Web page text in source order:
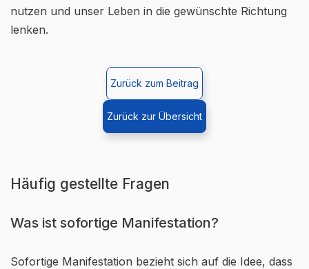
nutzen und unser Leben in die gewünschte Richtung
lenken.
Zurück zum Beitrag
Zurück zur Übersicht
Häufig gestellte Fragen
Was ist sofortige Manifestation?
Sofortige Manifestation bezieht sich auf die Idee, dass